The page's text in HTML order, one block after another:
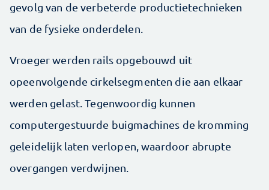
gevolg van de verbeterde productietechnieken
van de fysieke onderdelen.
Vroeger werden rails opgebouwd uit
opeenvolgende cirkelsegmenten die aan elkaar
werden gelast. Tegenwoordig kunnen
computergestuurde buigmachines de kromming
geleidelijk laten verlopen, waardoor abrupte
overgangen verdwijnen.